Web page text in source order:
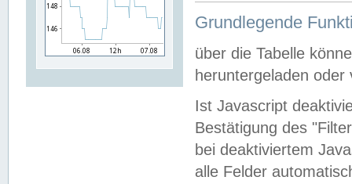
Grundlegende
über die Tabelle
heruntergeladen oder
Ist Javascript
Bestätigung des
bei deaktiviertem
alle Felder